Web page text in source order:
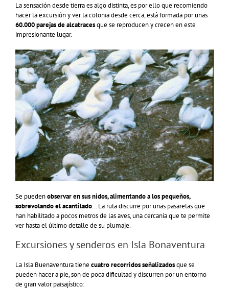
La sensación desde tierra es algo distinta, es por ello que recomiendo
hacer la excursión y ver la colonia desde cerca, está formada por unas
60.000 parejas de alcatracesque se reproducen y crecen en este
impresionante lugar.
Se puedenobservar en sus nidos, alimentando a los pequeños,
sobrevolando el acantilado… La ruta discurre por unas pasarelas que
han habilitado a pocos metros de las aves, una cercanía que te permite
ver hasta el último detalle de su plumaje.
Excursiones y senderos en Isla Bonaventura
La Isla Buenaventura tiene cuatro recorridos señalizadosque se
pueden hacer a pie, son de poca dificultad y discurren por un entorno
de gran valor paisajístico: